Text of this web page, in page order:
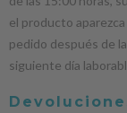
el producto
pedido después de
siguiente día